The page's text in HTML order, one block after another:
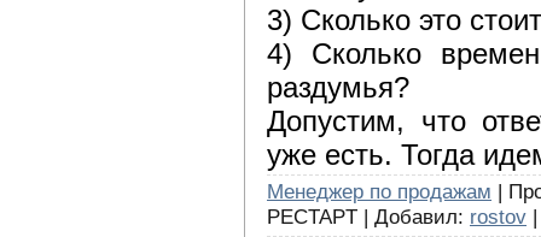
3) Сколько это
4) Сколько
раздумья?
Допустим, что
уже есть. Тогда
Менеджер по продажам |
PECTAPT | Добавил: rostov